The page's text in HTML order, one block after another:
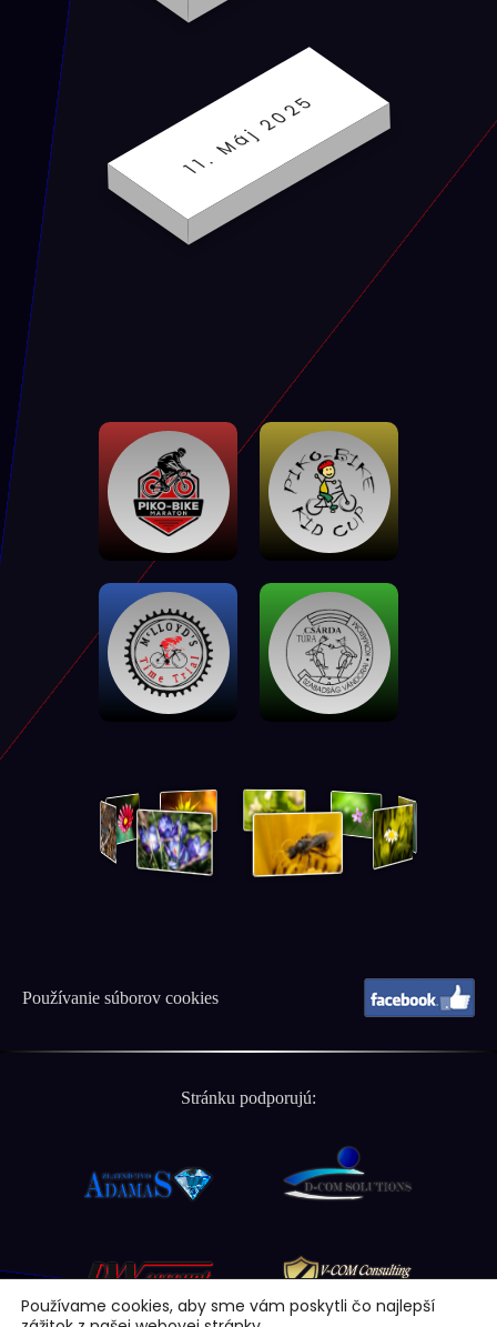
11. Máj 2025
Používame cookies, aby sme vám poskytli čo najlepší
Používanie súborov cookies
Stránku podporujú: